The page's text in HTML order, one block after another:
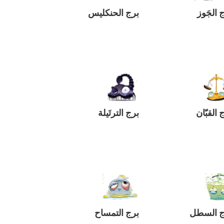
الجَوز برج الحنكليس
القبّان برج الترتَيلة
السطل برج التمساح